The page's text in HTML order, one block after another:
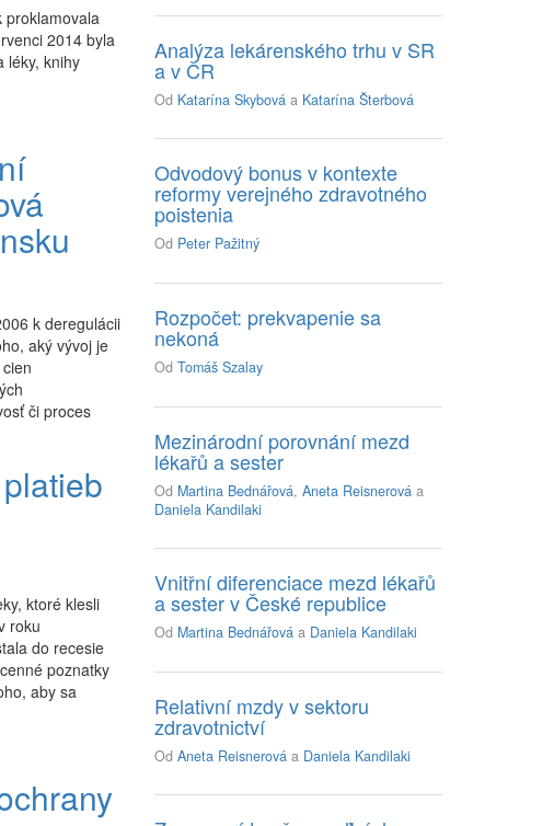
proklamovala
2014 byla
léky, knihy
k deregulácii
aký vývoj je
či proces
ktoré klesli
roku
do recesie
poznatky
aby sa
Analýza lekárenského trhu v SR
a v ČR
Od Katarína Skybová a Katarína Šterbová
Odvodový bonus v kontexte
reformy verejného zdravotného
poistenia
Od Peter Pažitný
Rozpočet: prekvapenie sa
nekoná
OdTomáš Szalay
Mezinárodní porovnání mezd
lékařů a sester
Od Martina Bednářová,Aneta Reisnerová a
Daniela Kandilaki
Vnitřní diferenciace mezd lékařů
a sester v České republice
Od Martina Bednářová a Daniela Kandilaki
Relativní mzdy v sektoru
zdravotnictví
OdAneta Reisnerová a Daniela Kandilaki